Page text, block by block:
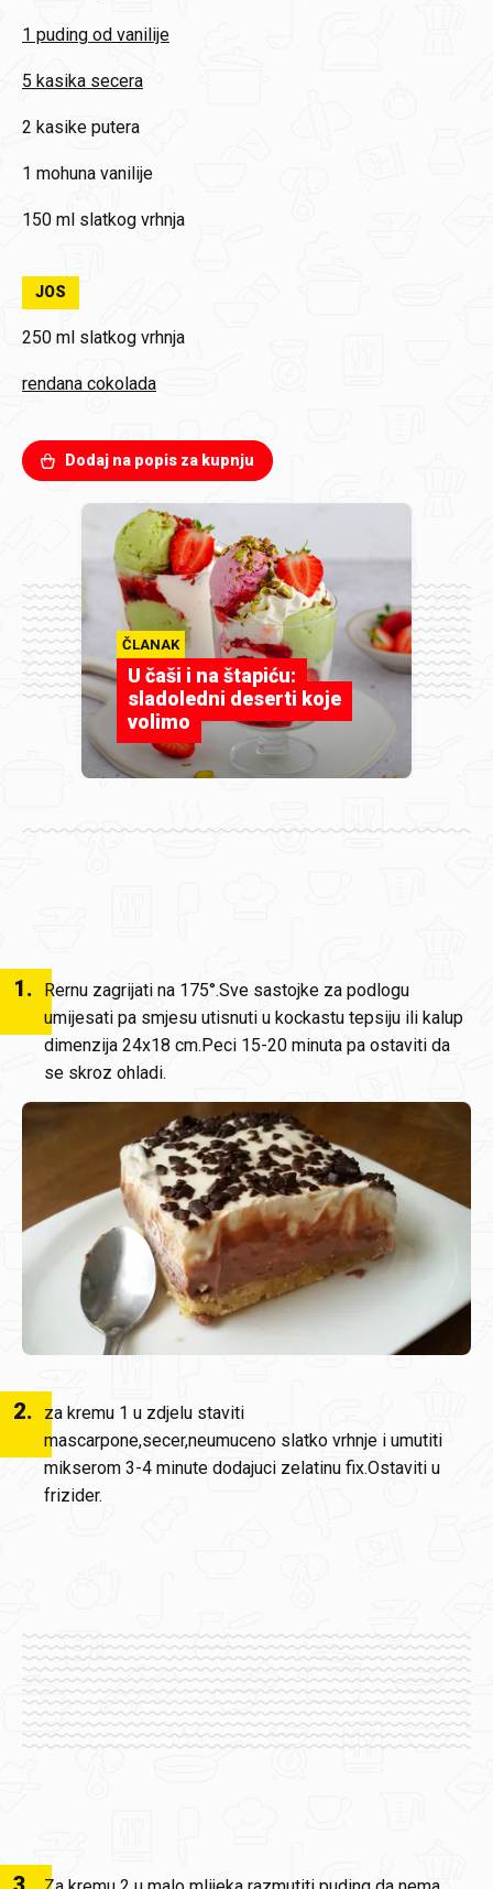
1 puding od vanilije
5 kasika secera
2 kasike putera
1 mohuna vanilije
150 ml slatkog vrhnja
JOS
250 ml slatkog vrhnja
rendana cokolada
Dodaj na popis za kupnju
ČLANAK
U čaši i na štapiću:
sladoledni deserti koje
volimo
1.
Rernu zagrijati na 175°.Sve sastojke za podlogu
umijesati pa smjesu utisnuti u kockastu tepsiju ili kalup
dimenzija 24x18 cm.Peci 15-20 minuta pa ostaviti da
se skroz ohladi.
2.
za kremu 1 u zdjelu staviti
mascarpone,secer,neumuceno slatko vrhnje i umutiti
mikserom 3-4 minute dodajuci zelatinu fix.Ostaviti u
frizider.